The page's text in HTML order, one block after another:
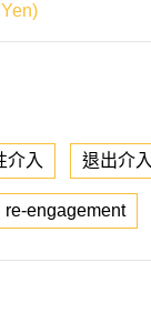
介入 退出介入
re-engagement